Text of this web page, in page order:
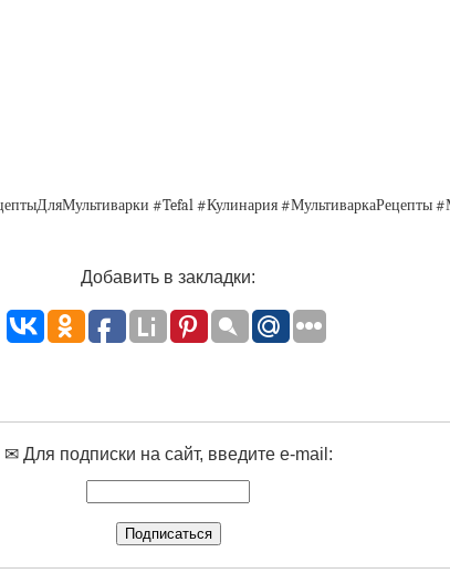
#Tefal #Кулинария #МультиваркаРецепты
Добавить в закладки:
✉ Для подписки на сайт, введите e-mail: